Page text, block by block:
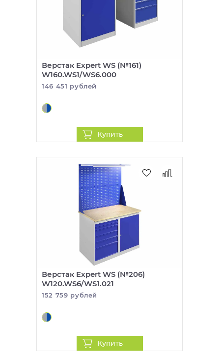
Верстак Expert WS (№161)
W160.WS1/WS6.000
146 451 рублей
Купить
Верстак Expert WS (№206)
W120.WS6/WS1.021
152 759 рублей
Купить